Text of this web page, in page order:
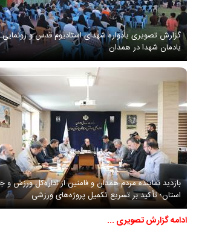
گزارش تصویری یادواره شهدای استادیوم قدس و رونمایی
یادمان شهدا در همدان
بازدید نماینده مردم همدان و فامنین از اداره‌کل ورزش و
استان؛ تأکید بر تسریع تکمیل پروژه‌های ورزشی
ادامه گزارش تصویری ...